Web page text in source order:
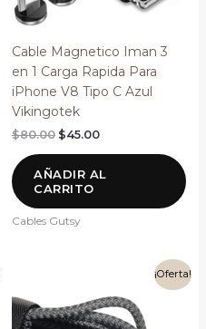
Cable Magnetico Iman 3
en 1 Carga Rapida Para
iPhone V8 Tipo C Azul
Vikingotek
$80.00 $45.00
AÑADIR AL
CARRITO
Cables Gutsy
¡Oferta!
original
era:
actual
es: